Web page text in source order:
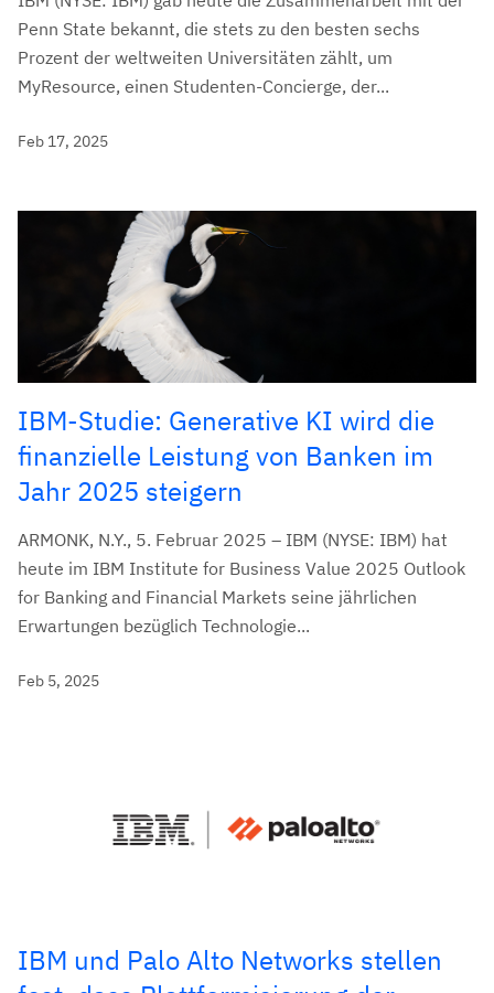
Penn State bekannt, die stets zu den besten sechs
Prozent der weltweiten Universitäten zählt, um
MyResource, einen Studenten-Concierge, der...
Feb 17, 2025
IBM-Studie: Generative KI wird die
finanzielle Leistung von Banken im
Jahr 2025 steigern
ARMONK, N.Y., 5. Februar 2025 – IBM (NYSE: IBM) hat
heute im IBM Institute for Business Value 2025 Outlook
for Banking and Financial Markets seine jährlichen
Erwartungen bezüglich Technologie...
Feb 5, 2025
IBM und Palo Alto Networks stellen